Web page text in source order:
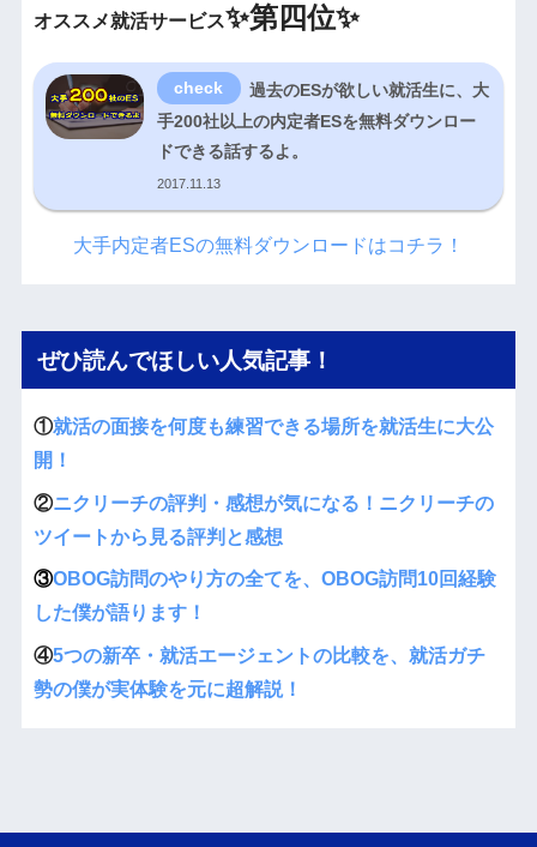
オススメ就活サービス✨第四位✨
過去のESが欲しい就活生に、大
手200社以上の内定者ESを無料ダウンロー
ドできる話するよ。
2017.11.13
大手内定者ESの無料ダウンロードはコチラ！
ぜひ読んでほしい人気記事！
①就活の面接を何度も練習できる場所を就活生に大公
開！
②ニクリーチの評判・感想が気になる！ニクリーチの
ツイートから見る評判と感想
③OBOG訪問のやり方の全てを、OBOG訪問10回経験
した僕が語ります！
④5つの新卒・就活エージェントの比較を、就活ガチ
勢の僕が実体験を元に超解説！